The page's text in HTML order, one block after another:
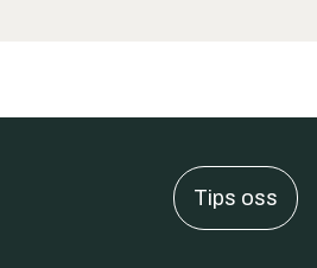
Tips oss